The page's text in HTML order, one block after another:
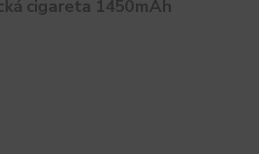
cigareta 1450mAh